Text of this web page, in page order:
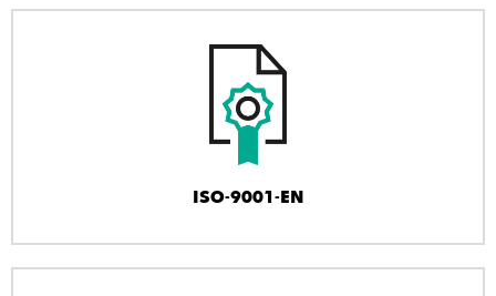
ISO-9001-EN